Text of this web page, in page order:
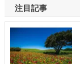
注目記事